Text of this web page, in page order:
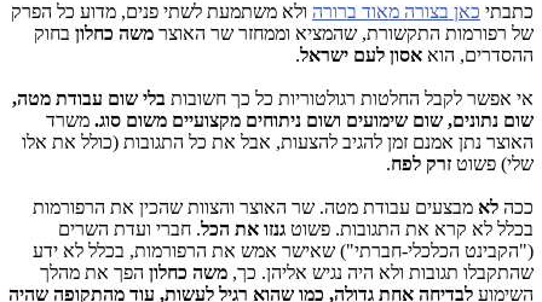
כתבתי כאן בצורה מאוד ברורה ולא משתמעת לשתי פנים, מדוע כל הפרק
של רפורמות התקשורת, שהמציא וממחזר שר האוצר משה כחלון בחוק
ההסדרים, הוא אסון לעם ישראל.
אי אפשר לקבל החלטות רגולטוריות כל כך חשובות בלי שום עבודת מטה,
שום נתונים, שום שימועים ושום ניתוחים מקצועיים משום סוג. משרד
האוצר נתן אמנם זמן להגיב להצעות, אבל את כל התגובות (כולל את אלו
שלי) פשוט זרק לפח.
ככה לא מבצעים עבודת מטה. שר האוצר והצוות שהכין את הרפורמות
בכלל לא קרא את התגובות. פשוט גנזו את הכל. חברי ועדת השרים
("הקבינט הכלכלי-חברתי") שאישר אמש את הרפורמות, בכלל לא ידע
שהתקבלו תגובות ולא היה נגיש אליהן. כך, משה כחלון הפך את מהלך
השימוע לבדיחה אחת גדולה, כמו שהוא רגיל לעשות, עוד מהתקופה שהיה